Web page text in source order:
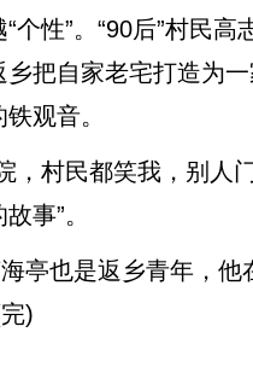
性”。“90后”村民高
把自家老宅打造为
观音。
村民都笑我，别人门
事”。
也是返乡青年，他
)